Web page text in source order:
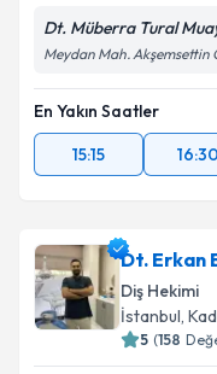
Dt. Müberra Tural
Meydan Mah. Akşemsettin
En Yakın Saatler
15:15
16:30
Dt. Erkan
Diş Hekimi
İstanbul,
5 (158